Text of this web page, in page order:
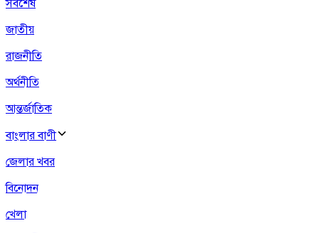
সর্বশেষ
জাতীয়
রাজনীতি
অর্থনীতি
আন্তর্জাতিক
বাংলার বাণী
জেলার খবর
বিনোদন
খেলা